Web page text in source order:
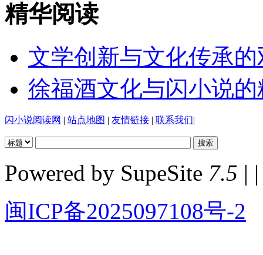
精华阅读
文学创新与文化传承
徐福酒文化与闪小说
闪小说阅读网 | 站点地图 | 友情链接 | 联系我们|
Powered by SupeSite 7.5 | |
闽ICP备2025097108号-2